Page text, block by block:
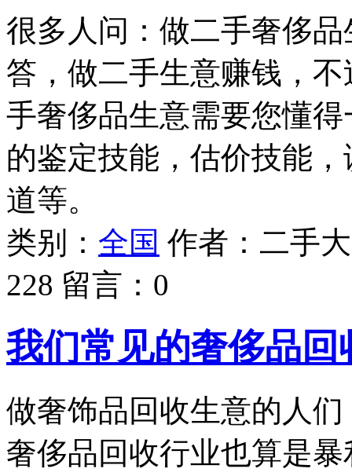
很多人问：做二手奢侈
答，做二手生意赚钱，
手奢侈品生意需要您懂
的鉴定技能，估价技能
道等。
类别： 全国 作者： 二手
228 留言： 0
我们常见的奢侈品回
做奢饰品回收生意的人
奢侈品回收行业也算是